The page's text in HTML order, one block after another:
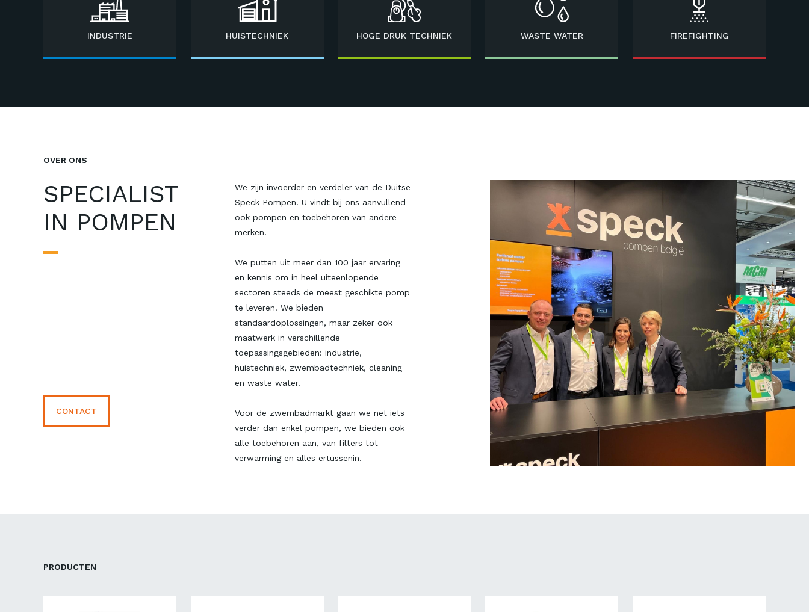
INDUSTRIE HUISTECHNIEK HOGE DRUK TECHNIEK WASTE WATER FIREFIGHTING
OVER ONS
SPECIALIST
IN POMPEN
CONTACT
We zijn invoerder en verdeler van de Duitse
Speck Pompen. U vindt bij ons aanvullend
ook pompen en toebehoren van andere
merken.
We putten uit meer dan 100 jaar ervaring
en kennis om in heel uiteenlopende
sectoren steeds de meest geschikte pomp
te leveren. We bieden
standaardoplossingen, maar zeker ook
maatwerk in verschillende
toepassingsgebieden: industrie,
huistechniek, zwembadtechniek, cleaning
en waste water.
Voor de zwembadmarkt gaan we net iets
verder dan enkel pompen, we bieden ook
alle toebehoren aan, van filters tot
verwarming en alles ertussenin.
PRODUCTEN